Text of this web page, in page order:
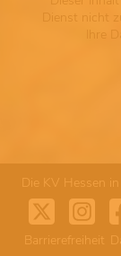
Dienst nicht
Ihre
Die KV Hessen
Barrierefreiheit